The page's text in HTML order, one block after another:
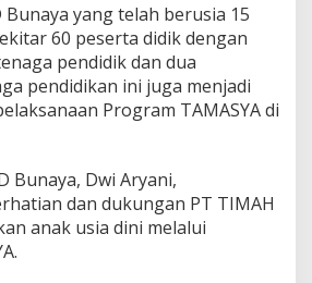
Bunaya yang telah berusia 15
60 peserta didik dengan
pendidik dan dua
pendidikan ini juga menjadi
Program TAMASYA di
Bunaya, Dwi Aryani,
dan dukungan PT TIMAH
anak usia dini melalui